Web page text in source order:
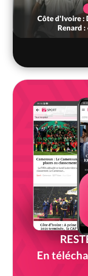
Côte d'Ivoire :
Renard :
En